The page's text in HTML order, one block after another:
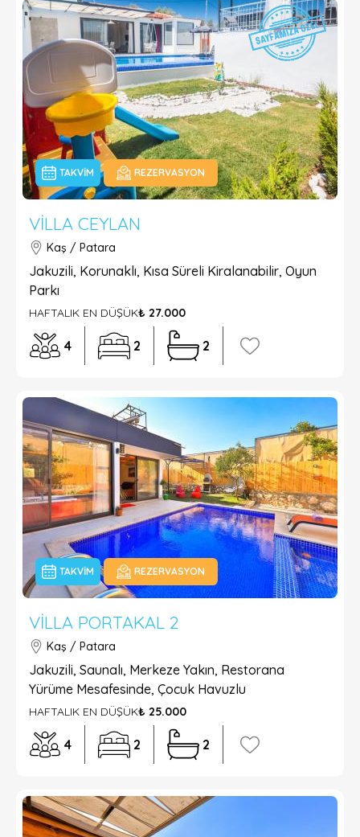
TAKVIM REZERVASYON
VILLA CEYLAN
Kaş / Patara
Jakuzili, Korunaklı, Kısa Süreli Kiralanabilir, Oyun
Parkı
HAFTALIK EN DÜŞÜK₺ 27.000
4 2 2
TAKVIM REZERVASYON
VILLA PORTAKAL 2
Kaş / Patara
Jakuzili, Saunalı, Merkeze Yakın, Restorana
Yürüme Mesafesinde, Çocuk Havuzlu
HAFTALIK EN DÜŞÜK₺ 25.000
4 2 2